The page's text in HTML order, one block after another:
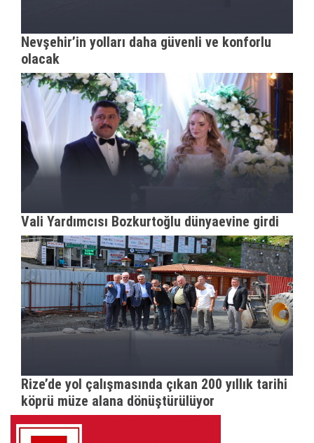
Nevşehir’in yolları daha güvenli ve konforlu
olacak
Vali Yardımcısı Bozkurtoğlu dünyaevine girdi
Rize’de yol çalışmasında çıkan 200 yıllık tarihi
köprü müze alana dönüştürülüyor